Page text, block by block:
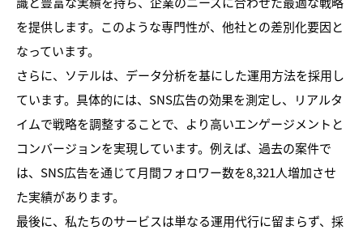
を提供します。このような専門性が、他社との差別化要因と
なっています。
さらに、ソテルは、データ分析を基にした運用方法を採用し
ています。具体的には、SNS広告の効果を測定し、リアルタ
イムで戦略を調整することで、より高いエンゲージメントと
コンバージョンを実現しています。例えば、過去の案件で
は、SNS広告を通じて月間フォロワー数を8,321人増加させ
た実績があります。
最後に、私たちのサービスは単なる運用代行に留まらず、採